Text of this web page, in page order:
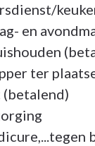
en
ter